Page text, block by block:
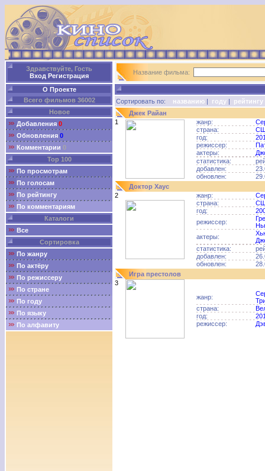
Здравствуйте, Гость
Вход Регистрация
О Проекте
Всего фильмов 36002
Новое
Добавления 0
Обновления 0
Комментарии 0
Top 100
По просмотрам
По голосам
По рейтингу
По комментариям
Каталоги
Все
Сортировка
По жанру
По актёру
По режиссеру
По стране
По году
По языку
По алфавиту
Название фильма:
Сортировать по: названию | году | рейтингу
Джек Райан
1
жанр:
страна:
год:
режиссер:
актеры:
статистика:
добавлен:
обновлен:
Доктор Хаус
2
жанр:
страна:
год:
режиссер:
актеры:
статистика:
добавлен:
обновлен:
Игра престолов
3
жанр:
страна:
год:
режиссер: